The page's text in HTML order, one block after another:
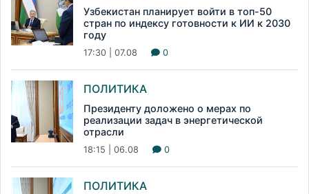
Узбекистан планирует войти в топ-50
стран по индексу готовности к ИИ к 2030
году
17:30 | 07.08 0
ПОЛИТИКА
Президенту доложено о мерах по
реализации задач в энергетической
отрасли
18:15 | 06.08 0
ПОЛИТИКА